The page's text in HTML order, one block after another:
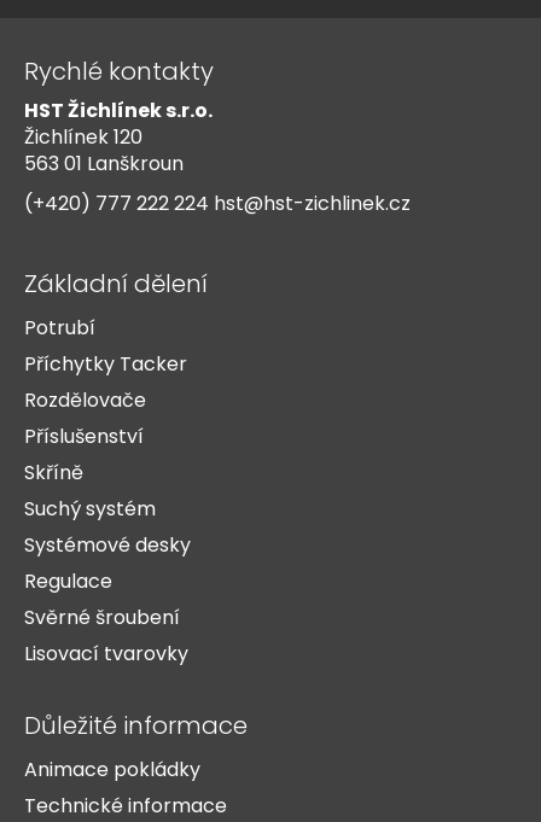
Rychlé kontakty
HST Žichlínek s.r.o.
Žichlínek 120
563 01 Lanškroun
(+420) 777 222 224 hst@hst-zichlinek.cz
Základní dělení
Potrubí
Příchytky Tacker
Rozdělovače
Příslušenství
Skříně
Suchý systém
Systémové desky
Regulace
Svěrné šroubení
Lisovací tvarovky
Důležité informace
Animace pokládky
Technické informace